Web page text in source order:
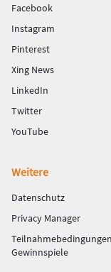
Facebook
Instagram
Pinterest
Xing News
LinkedIn
Twitter
YouTube
Weitere
Datenschutz
Privacy Manager
Gewinnspiele